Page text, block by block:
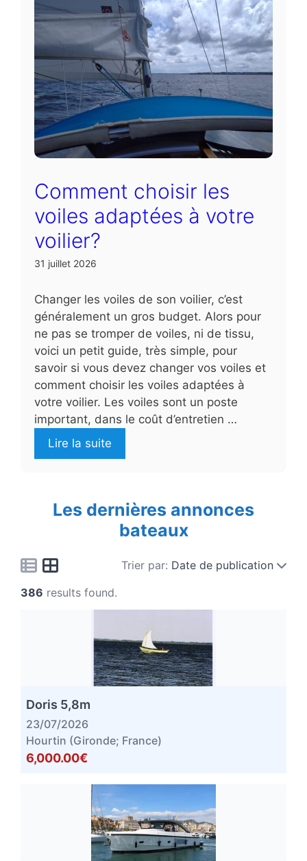
Comment choisir les
voiles adaptées à votre
voilier?
31 juillet 2026
Changer les voiles de son voilier, c’est
généralement un gros budget. Alors pour
ne pas se tromper de voiles, ni de tissu,
voici un petit guide, très simple, pour
savoir si vous devez changer vos voiles et
comment choisir les voiles adaptées à
votre voilier. Les voiles sont un poste
important, dans le coût d’entretien …
Lire la suite
Les dernières annonces
bateaux
Trier par: Date de publication
386 results found.
Doris 5,8m
23/07/2026
Hourtin (Gironde; France)
6,000.00€